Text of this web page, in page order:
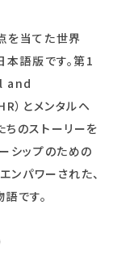
を当てた世界
語版です。第1
and
とメンタルヘ
のストーリーを
シップのための
ンパワーされた、
です。